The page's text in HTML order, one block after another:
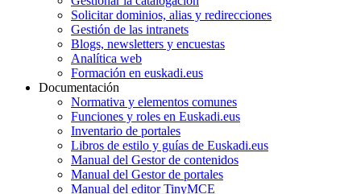
Solicitar dominios, alias y redirecciones
Gestión de las intranets
Blogs, newsletters y encuestas
Analítica web
Formación en euskadi.eus
Documentación
Normativa y elementos comunes
Funciones y roles en Euskadi.eus
Inventario de portales
Libros de estilo y guías de Euskadi.eus
Manual del Gestor de contenidos
Manual del Gestor de portales
Manual del editor TinyMCE